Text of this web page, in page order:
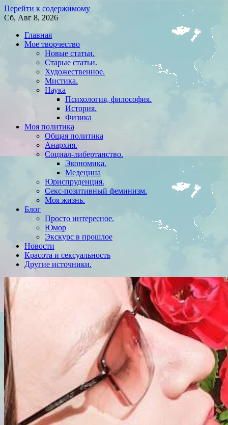
Перейти к содержимому
Сб, Авг 8, 2026
Главная
Мое творчество
Новые статьи.
Старые статьи.
Художественное.
Мистика.
Наука
Психология, философия.
История.
Физика
Моя политика
Общая политика
Анархия.
Социал-либертанство.
Экономика.
Медецина
Юриспруденция.
Секс-позитивный феминизм.
Моя жизнь.
Блог
Просто интересное.
Юмор
Экскурс в прошлое
Новости
Красота и сексуальность
Другие источники.